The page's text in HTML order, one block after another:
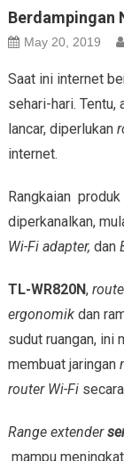
Berdampingan
May 20, 2019
Saat ini internet
sehari-hari.
lancar, diperlukan
internet.
Rangkaian
diperkanalkan,
Wi-Fi adapter, dan
TL-WR820N,
ergonomik dan
sudut ruangan, ini
membuat jaringan
router Wi-Fi
Range extender
mampu